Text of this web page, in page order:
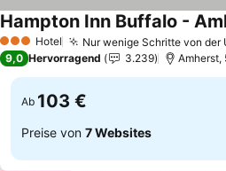
3 SterneHotel Nur wenige Schritte von
Hampton Inn Buffalo -
9,0 Hervorragend 3.239 Amherst,
Ab 103 €
Preise von 7 Websites